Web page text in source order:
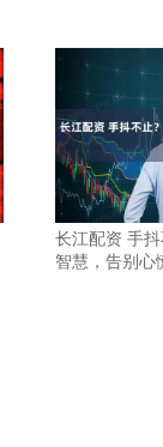
长江配资 手
智慧，告别心